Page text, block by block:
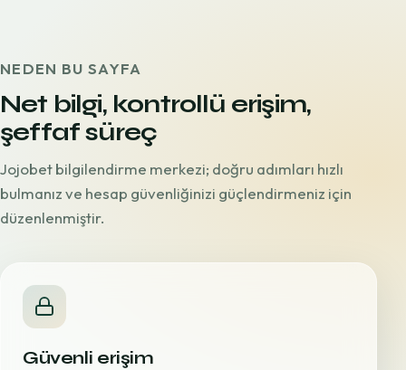
NEDEN BU SAYFA
Net bilgi, kontrollü erişim,
şeffaf süreç
Jojobet bilgilendirme merkezi; doğru adımları hızlı
bulmanız ve hesap güvenliğinizi güçlendirmeniz için
düzenlenmiştir.
Güvenli erişim